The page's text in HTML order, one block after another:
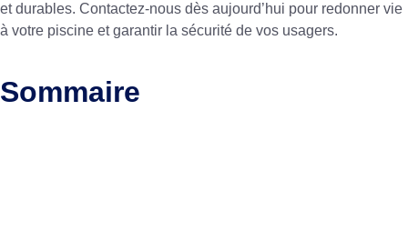
et durables. Contactez-nous dès aujourd’hui pour redonner vie
à votre piscine et garantir la sécurité de vos usagers.
Sommaire